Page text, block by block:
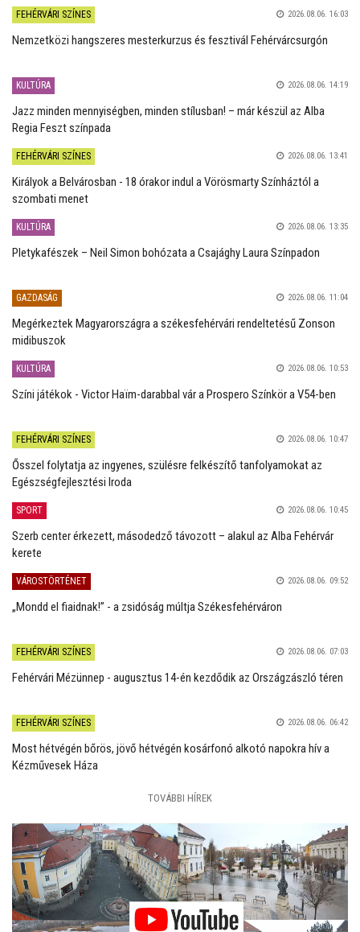
FEHÉRVÁRI SZÍNES 2026.08.06. 16:03
Nemzetközi hangszeres mesterkurzus és fesztivál Fehérvárcsurgón
KULTÚRA 2026.08.06. 14:19
Jazz minden mennyiségben, minden stílusban! – már készül az Alba
Regia Feszt színpada
FEHÉRVÁRI SZÍNES 2026.08.06. 13:41
Királyok a Belvárosban - 18 órakor indul a Vörösmarty Színháztól a
szombati menet
KULTÚRA 2026.08.06. 13:35
Pletykafészek – Neil Simon bohózata a Csajághy Laura Színpadon
GAZDASÁG 2026.08.06. 11:04
Megérkeztek Magyarországra a székesfehérvári rendeltetésű Zonson
midibuszok
KULTÚRA 2026.08.06. 10:53
Színi játékok - Victor Haïm-darabbal vár a Prospero Színkör a V54-ben
FEHÉRVÁRI SZÍNES 2026.08.06. 10:47
Ősszel folytatja az ingyenes, szülésre felkészítő tanfolyamokat az
Egészségfejlesztési Iroda
SPORT 2026.08.06. 10:45
Szerb center érkezett, másodedző távozott – alakul az Alba Fehérvár
kerete
VÁROSTÖRTÉNET 2026.08.06. 09:52
„Mondd el fiaidnak!” - a zsidóság múltja Székesfehérváron
FEHÉRVÁRI SZÍNES 2026.08.06. 07:03
Fehérvári Mézünnep - augusztus 14-én kezdődik az Országzászló téren
FEHÉRVÁRI SZÍNES 2026.08.06. 06:42
Most hétvégén bőrös, jövő hétvégén kosárfonó alkotó napokra hív a
Kézművesek Háza
TOVÁBBI HÍREK